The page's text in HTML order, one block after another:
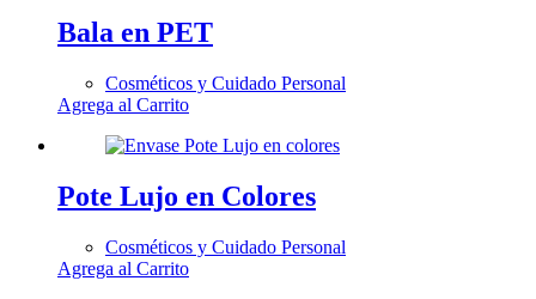
Bala en PET
Cosméticos y Cuidado Personal
Agrega al Carrito
Pote Lujo en Colores
Cosméticos y Cuidado Personal
Agrega al Carrito